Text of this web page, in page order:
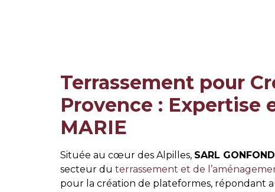
Terrassement pour
Provence : Expertise
MARIE
Située au cœur des Alpilles, SARL
secteur du terrassement et de
pour la création de plateformes, répondant